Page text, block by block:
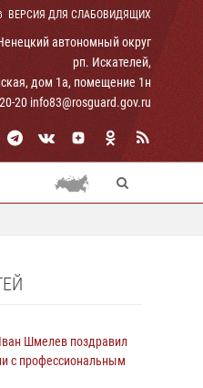
ВЕРСИЯ ДЛЯ СЛАБОВИДЯЩИХ
автономный округ
рп. Искателей,
дом 1а, помещение 1н
20 info83@rosguard.gov.ru
Шмелев поздравил
с профессиональным